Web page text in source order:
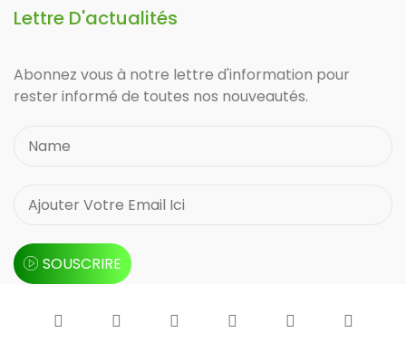
Lettre D'actualités
Abonnez vous à notre lettre d'information pour
rester informé de toutes nos nouveautés.
SOUSCRIRE